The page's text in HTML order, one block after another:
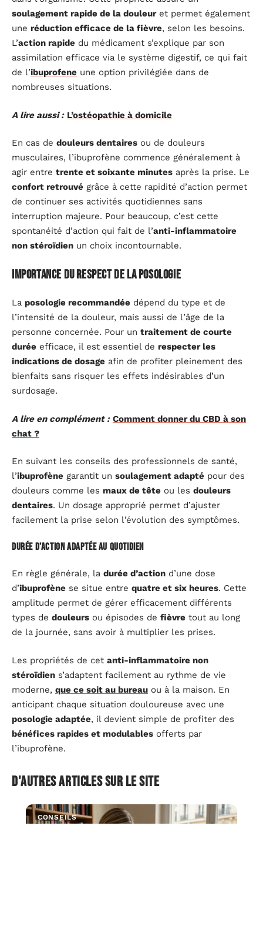
soulagement rapide de la douleuret permet également
une réduction efficace de la fièvre, selon les besoins.
L’action rapide du médicament s’explique par son
assimilation efficace via le système digestif, ce qui fait
de l’ibuprofene une option privilégiée dans de
nombreuses situations.
A lire aussi : L’ostéopathie à domicile
En cas de douleurs dentaires ou de douleurs
musculaires, l’ibuprofène commence généralement à
agir entre trente et soixante minutes après la prise. Le
confort retrouvé grâce à cette rapidité d’action permet
de continuer ses activités quotidiennes sans
interruption majeure. Pour beaucoup, c’est cette
spontanéité d’action qui fait de l’anti-inflammatoire
non stéroïdien un choix incontournable.
Importance du respect de la posologie
La posologie recommandée dépend du type et de
l’intensité de la douleur, mais aussi de l’âge de la
personne concernée. Pour un traitement de courte
durée efficace, il est essentiel de respecter les
indications de dosage afin de profiter pleinement des
bienfaits sans risquer les effets indésirables d’un
surdosage.
A lire en complément : Comment donner du CBD à son
chat ?
En suivant les conseils des professionnels de santé,
l’ibuprofène garantit un soulagement adapté pour des
douleurs comme les maux de tête ou les douleurs
dentaires. Un dosage approprié permet d’ajuster
facilement la prise selon l’évolution des symptômes.
Durée d’action adaptée au quotidien
En règle générale, la durée d’action d’une dose
d’ibuprofène se situe entre quatre et six heures. Cette
amplitude permet de gérer efficacement différents
types de douleurs ou épisodes de fièvre tout au long
de la journée, sans avoir à multiplier les prises.
Les propriétés de cet anti-inflammatoire non
stéroïdien s’adaptent facilement au rythme de vie
moderne, que ce soit au bureau ou à la maison. En
anticipant chaque situation douloureuse avec une
posologie adaptée, il devient simple de profiter des
bénéfices rapides et modulables offerts par
l’ibuprofène.
D'autres articles sur le site
CONSEILS